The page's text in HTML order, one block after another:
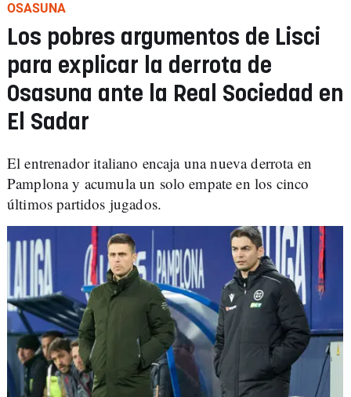
OSASUNA
Los pobres argumentos de Lisci
para explicar la derrota de
Osasuna ante la Real Sociedad en
El Sadar
El entrenador italiano encaja una nueva derrota en
Pamplona y acumula un solo empate en los cinco
últimos partidos jugados.